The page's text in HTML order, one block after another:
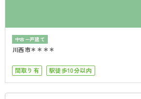
中古一戸建て
川西市＊＊＊＊
間取り有 駅徒歩10分以内